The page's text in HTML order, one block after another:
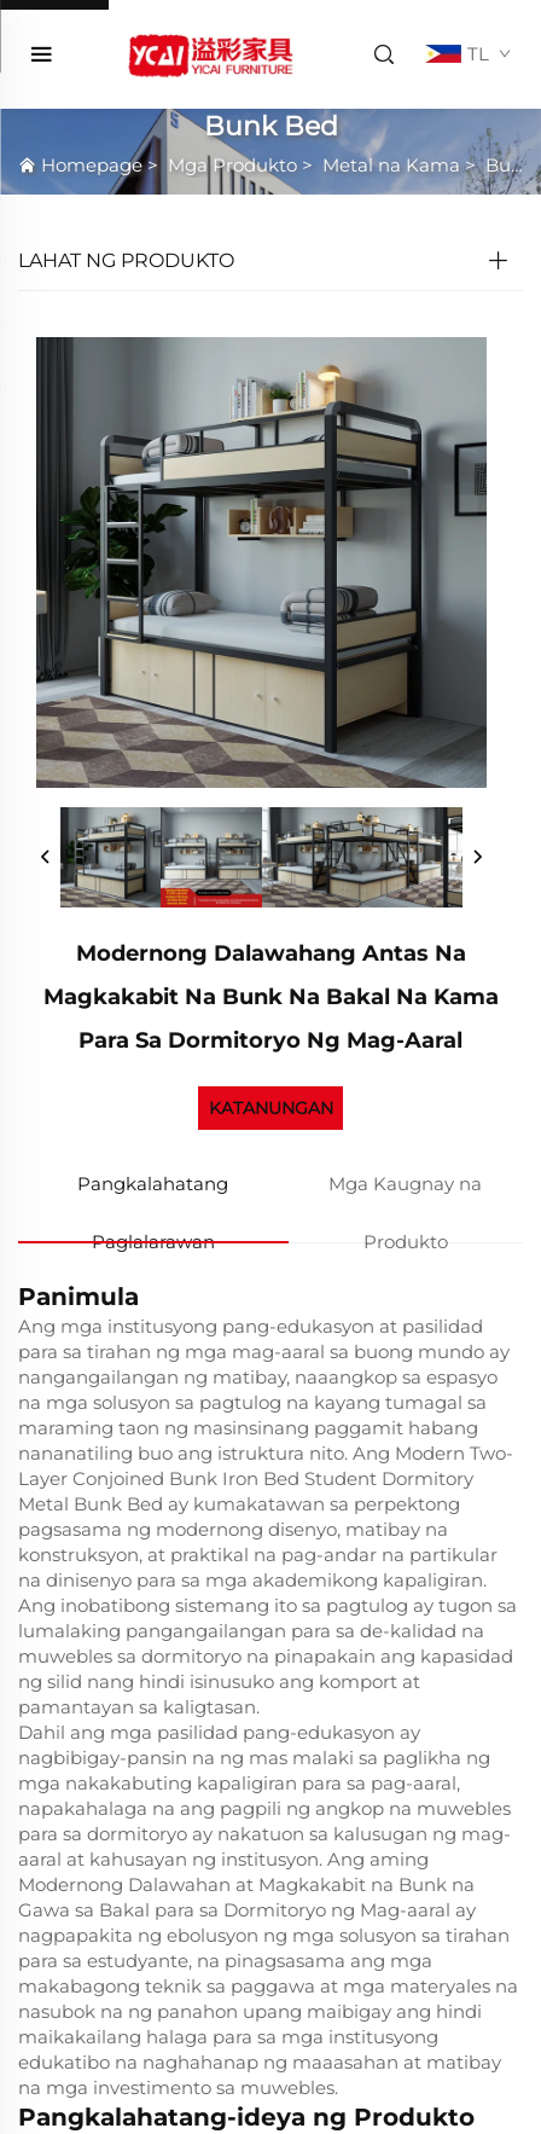
TL
Bunk Bed
Homepage> Mga Produkto > Metal na Kama>Bunk Bed
LAHAT NG PRODUKTO
Modernong Dalawahang Antas Na
Magkakabit Na Bunk Na Bakal Na Kama
Para Sa Dormitoryo Ng Mag-Aaral
KATANUNGAN
Pangkalahatang
Paglalarawan
Mga Kaugnay na
Produkto
Panimula
Ang mga institusyong pang-edukasyon at pasilidad
para sa tirahan ng mga mag-aaral sa buong mundo ay
nangangailangan ng matibay, naaangkop sa espasyo
na mga solusyon sa pagtulog na kayang tumagal sa
maraming taon ng masinsinang paggamit habang
nananatiling buo ang istruktura nito. Ang Modern Two-
Layer Conjoined Bunk Iron Bed Student Dormitory
Metal Bunk Bed ay kumakatawan sa perpektong
pagsasama ng modernong disenyo, matibay na
konstruksyon, at praktikal na pag-andar na partikular
na dinisenyo para sa mga akademikong kapaligiran.
Ang inobatibong sistemang ito sa pagtulog ay tugon sa
lumalaking pangangailangan para sa de-kalidad na
muwebles sa dormitoryo na pinapakain ang kapasidad
ng silid nang hindi isinusuko ang komport at
pamantayan sa kaligtasan.
Dahil ang mga pasilidad pang-edukasyon ay
nagbibigay-pansin na ng mas malaki sa paglikha ng
mga nakakabuting kapaligiran para sa pag-aaral,
napakahalaga na ang pagpili ng angkop na muwebles
para sa dormitoryo ay nakatuon sa kalusugan ng mag-
aaral at kahusayan ng institusyon. Ang aming
Modernong Dalawahan at Magkakabit na Bunk na
Gawa sa Bakal para sa Dormitoryo ng Mag-aaral ay
nagpapakita ng ebolusyon ng mga solusyon sa tirahan
para sa estudyante, na pinagsasama ang mga
makabagong teknik sa paggawa at mga materyales na
nasubok na ng panahon upang maibigay ang hindi
maikakailang halaga para sa mga institusyong
edukatibo na naghahanap ng maaasahan at matibay
na mga investimento sa muwebles.
Pangkalahatang-ideya ng Produkto